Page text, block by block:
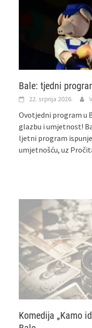
Bale: tjedni
22. srpnja 2026.
Ovotjedni program u
glazbu i umjetnost!
ljetni program
umjetnošću, uz
Komedija „Kamo